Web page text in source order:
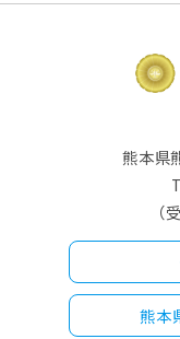
熊本県
（
熊本